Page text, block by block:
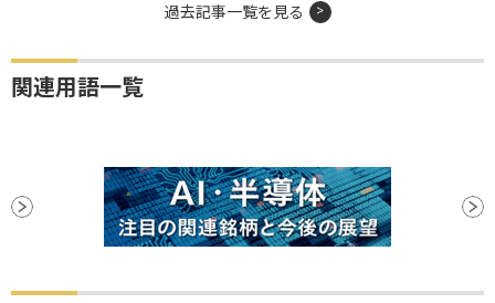
過去記事一覧を見る
関連用語一覧